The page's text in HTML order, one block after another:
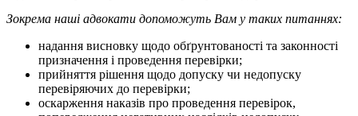
Зокрема наші адвокати допоможуть Вам у таких питаннях:
надання висновку щодо обґрунтованості та законності
призначення і проведення перевірки;
прийняття рішення щодо допуску чи недопуску
перевіряючих до перевірки;
оскарження наказів про проведення перевірок,